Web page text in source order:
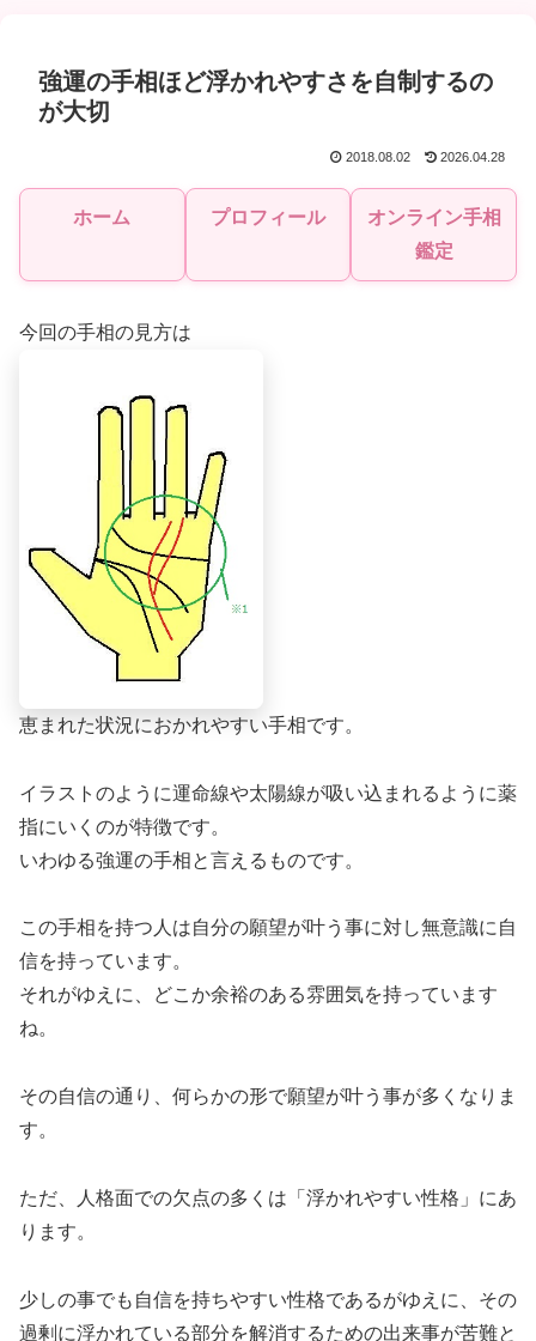
強運の手相ほど浮かれやすさを自制するの
が大切
2018.08.02 2026.04.28
ホーム プロフィール
オンライン手相
鑑定
今回の手相の見方は
恵まれた状況におかれやすい手相です。
イラストのように運命線や太陽線が吸い込まれるように薬
指にいくのが特徴です。
いわゆる強運の手相と言えるものです。
この手相を持つ人は自分の願望が叶う事に対し無意識に自
信を持っています。
それがゆえに、どこか余裕のある雰囲気を持っています
ね。
その自信の通り、何らかの形で願望が叶う事が多くなりま
す。
ただ、人格面での欠点の多くは「浮かれやすい性格」にあ
ります。
少しの事でも自信を持ちやすい性格であるがゆえに、その
過剰に浮かれている部分を解消するための出来事が苦難と